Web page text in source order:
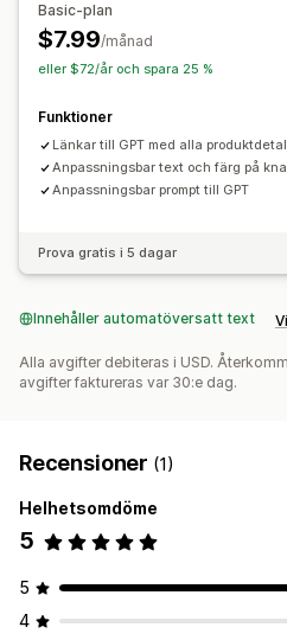
Basic-plan
$7.99/månad
eller $72/år och spara 25 %
Funktioner
Länkar till GPT med alla
Anpassningsbar text och färg på
Anpassningsbar prompt till GPT
Prova gratis i 5 dagar
Innehåller automatöversatt text
Alla avgifter debiteras i USD.
avgifter faktureras var 30:e dag.
Recensioner (1)
Helhetsomdöme
5
5
4